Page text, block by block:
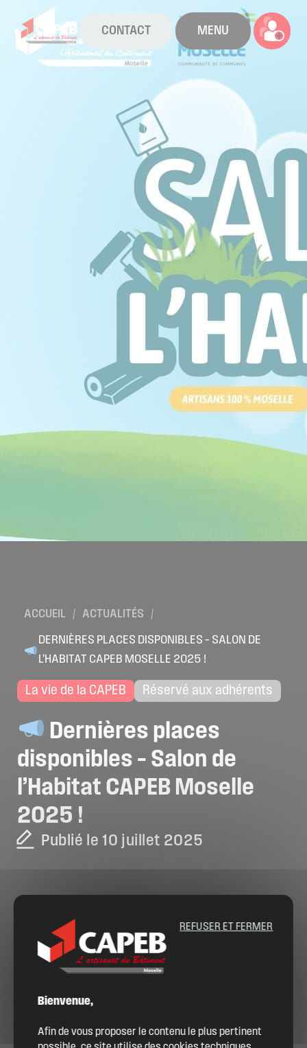
CONTACT MENU
Nos services
Actualités
Boîte à outils
Boutique
Location de salles
Trouver un artisan
Devenir adhérent
Espace adhérent
Nos partenaires
ACCUEIL / ACTUALITÉS
/
DERNIÈRES PLACES DISPONIBLES – SALON DE
L’HABITAT CAPEB MOSELLE 2025 !
La vie de la CAPEB Réservé aux adhérents
Dernières places
disponibles – Salon de
l’Habitat CAPEB Moselle
2025 !
Publié le 10 juillet 2025
Bienvenue,
Afin de vous proposer le contenu le plus pertinent
REFUSER ET FERMER